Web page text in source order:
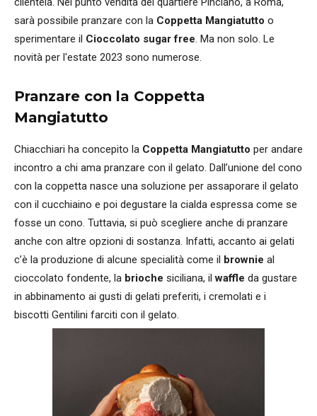
sarà possibile pranzare con la Coppetta Mangiatutto o
sperimentare il Cioccolato sugar free. Ma non solo. Le
novità per l'estate 2023 sono numerose.
Pranzare con la Coppetta
Mangiatutto
Chiacchiari ha concepito la Coppetta Mangiatutto per andare
incontro a chi ama pranzare con il gelato. Dall’unione del cono
con la coppetta nasce una soluzione per assaporare il gelato
con il cucchiaino e poi degustare la cialda espressa come se
fosse un cono. Tuttavia, si può scegliere anche di pranzare
anche con altre opzioni di sostanza. Infatti, accanto ai gelati
c’è la produzione di alcune specialità come il brownie al
cioccolato fondente, la brioche siciliana, ilwaffle da gustare
in abbinamento ai gusti di gelati preferiti, i cremolati e i
biscotti Gentilini farciti con il gelato.